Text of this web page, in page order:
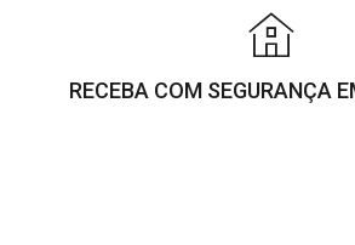
RECEBA COM SEGURANÇA